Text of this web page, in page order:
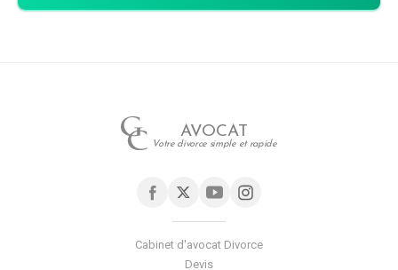
AVOCAT
Votre divorce simple et rapide
Cabinet d'avocat Divorce
Devis